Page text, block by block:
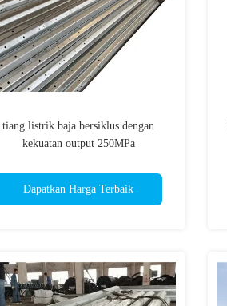
tiang listrik baja bersiklus dengan
kekuatan output 250MPa
Dapatkan Harga Terbaik